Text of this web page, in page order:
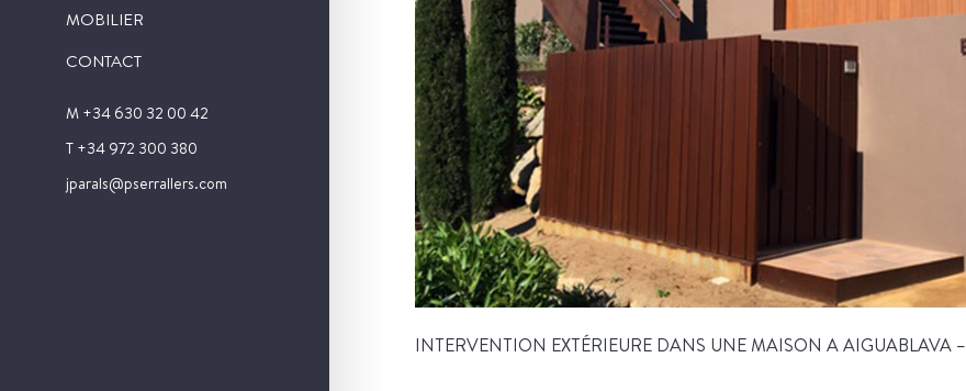
OEUVRE RESIDENTIELLE
MOBILIER
CONTACT
M +34 630 32 00 42
T +34 972 300 380
jparals@pserrallers.com
INTERVENTION EXTÉRIEURE DANS UNE MAISON A AIGUABLAVA –